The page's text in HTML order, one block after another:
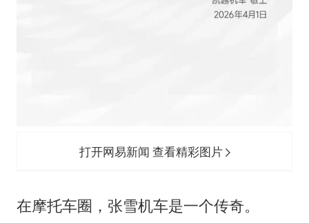
打开网易新闻 查看精彩图片
在摩托车圈，张雪机车是一个传奇。